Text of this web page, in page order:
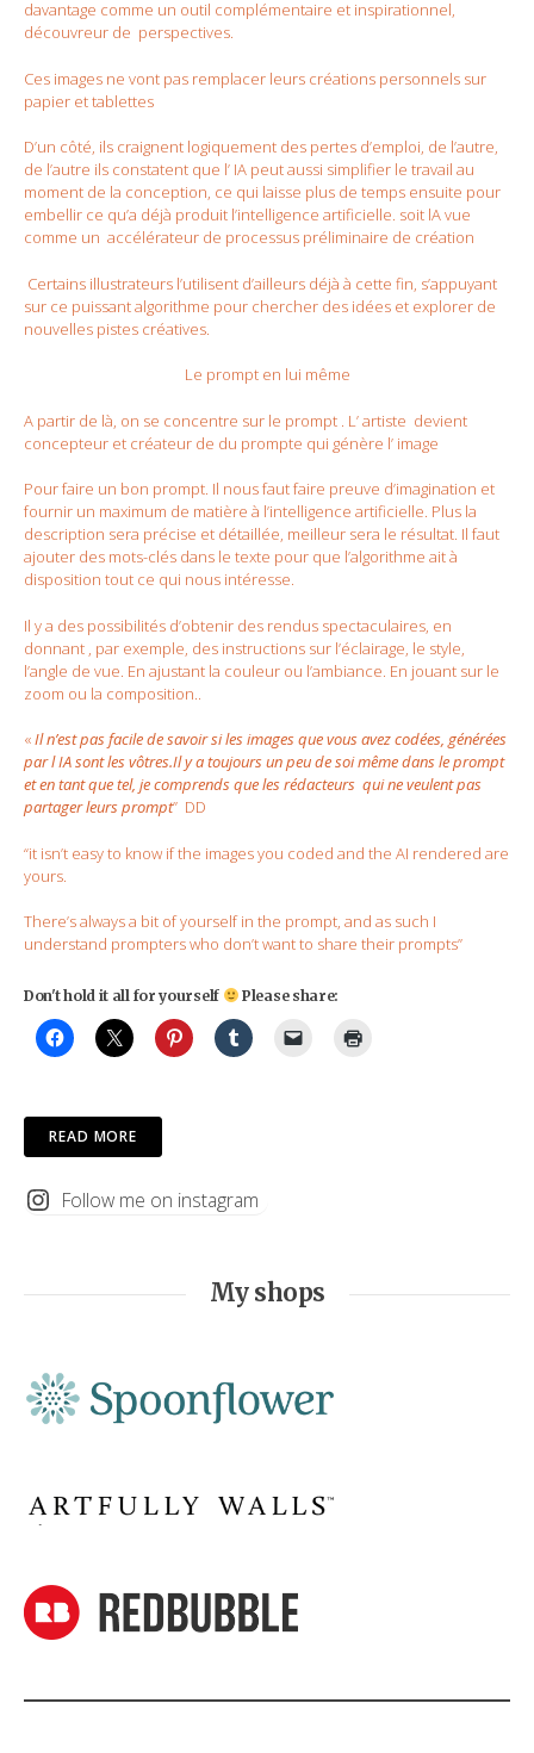
davantage comme un outil complémentaire et inspirationnel,
découvreur de perspectives.
Ces images ne vont pas remplacer leurs créations personnels sur
papier et tablettes
D’un côté, ils craignent logiquement des pertes d’emploi, de l’autre,
de l’autre ils constatent que l’ IA peut aussi simplifier le travail au
moment de la conception, ce qui laisse plus de temps ensuite pour
embellir ce qu’a déjà produit l’intelligence artificielle. soit lA vue
comme un accélérateur de processus préliminaire de création
Certains illustrateurs l’utilisent d’ailleurs déjà à cette fin, s’appuyant
sur ce puissant algorithme pour chercher des idées et explorer de
nouvelles pistes créatives.
Le prompt en lui même
A partir de là, on se concentre sur le prompt . L’ artiste devient
concepteur et créateur de du prompte qui génère l’ image
Pour faire un bon prompt. Il nous faut faire preuve d’imagination et
fournir un maximum de matière à l’intelligence artificielle. Plus la
description sera précise et détaillée, meilleur sera le résultat. Il faut
ajouter des mots-clés dans le texte pour que l’algorithme ait à
disposition tout ce qui nous intéresse.
Il y a des possibilités d’obtenir des rendus spectaculaires, en
donnant , par exemple, des instructions sur l’éclairage, le style,
l’angle de vue. En ajustant la couleur ou l’ambiance. En jouant sur le
zoom ou la composition..
«Il n’est pas facile de savoir si les images que vous avez codées, générées
par l IA sont les vôtres.Il y a toujours un peu de soi même dans le prompt
et en tant que tel, je comprends que les rédacteurs qui ne veulent pas
partager leurs prompt” DD
“it isn’t easy to know if the images you coded and the AI rendered are
yours.
There’s always a bit of yourself in the prompt, and as such I
understand prompters who don’t want to share their prompts”
Don't hold it all for yourself Please share:
READ MORE
Follow me on instagram
My shops